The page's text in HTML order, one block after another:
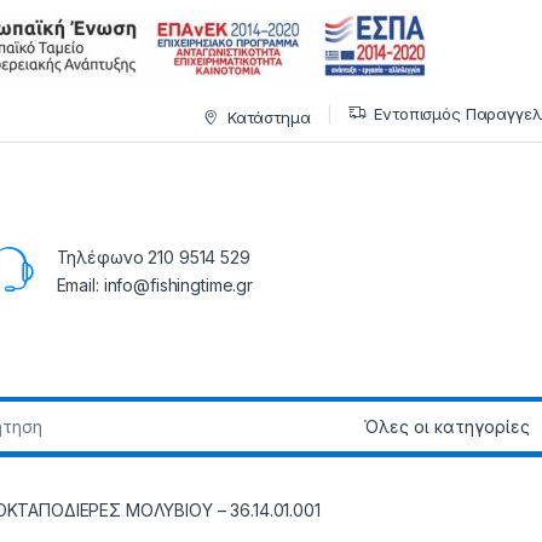
Κατάστημα Εντοπισμός
Τηλέφωνο 210 9514 529
Email: info@fishingtime.gr
ΜΟΛΥΒΙΟΥ – 36.14.01.001